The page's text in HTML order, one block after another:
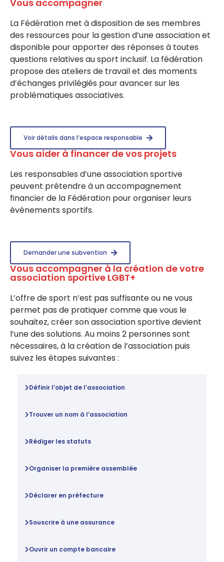
Vous accompagner
La Fédération met à disposition de ses membres
des ressources pour la gestion d’une association et
disponible pour apporter des réponses à toutes
questions relatives au sport inclusif. La fédération
propose des ateliers de travail et des moments
d’échanges privilégiés pour avancer sur les
problématiques associatives.
Voir détails dans l’espace responsable
Vous aider à financer de vos projets
Les responsables d’une association sportive
peuvent prétendre à un accompagnement
financier de la Fédération pour organiser leurs
événements sportifs.
Demander une subvention
Vous accompagner à la création de votre
association sportive LGBT+
L’offre de sport n’est pas suffisante ou ne vous
permet pas de pratiquer comme que vous le
souhaitez, créer son association sportive devient
l’une des solutions. Au moins 2 personnes sont
nécessaires, à la création de l’association puis
suivez les étapes suivantes :
Définir l’objet de l’association
Trouver un nom à l’association
Rédiger les statuts
Organiser la première assemblée
Déclarer en préfecture
Souscrire à une assurance
Ouvrir un compte bancaire